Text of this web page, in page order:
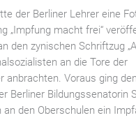
der Berliner Lehrer eine
„Impfung macht frei“
den zynischen Schriftzug
an die Tore der
anbrachten. Voraus ging
Berliner Bildungssenatorin
an den Oberschulen ein